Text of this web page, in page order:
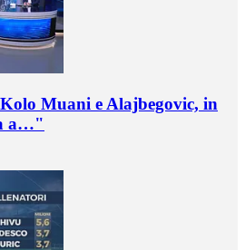
Muani e Alajbegovic, in
a…"